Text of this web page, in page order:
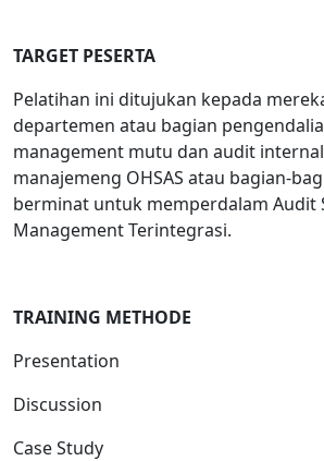
TARGET PESERTA
Pelatihan ini ditujukan kepada
departemen atau bagian
management mutu dan audit
manajemeng OHSAS atau bagian-
berminat untuk memperdalam Audit
Management Terintegrasi.
TRAINING METHODE
Presentation
Discussion
Case Study